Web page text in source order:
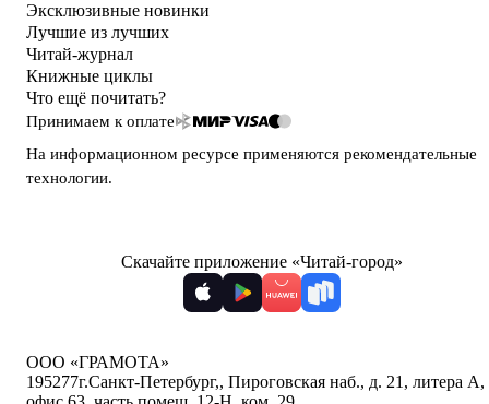
Эксклюзивные новинки
Лучшие из лучших
Читай-журнал
Книжные циклы
Что ещё почитать?
Принимаем к оплате
На информационном ресурсе применяются рекомендательные
технологии.
Скачайте приложение «Читай-город»
ООО «ГРАМОТА»
195277г.Санкт-Петербург,, Пироговская наб., д. 21, литера А,